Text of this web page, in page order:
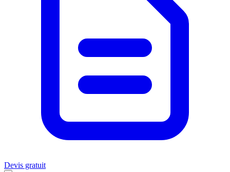
Devis gratuit